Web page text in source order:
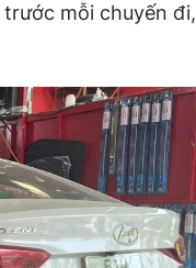
trước mỗi chuyến đi,